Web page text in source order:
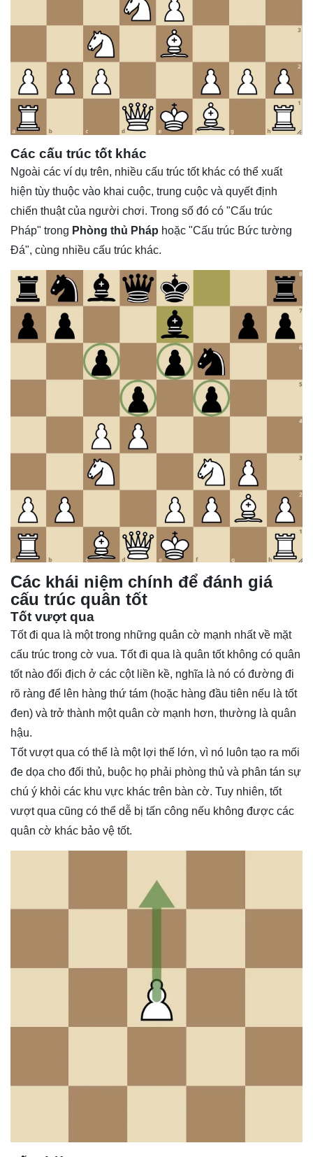
Các cấu trúc tốt khác
Ngoài các ví dụ trên, nhiều cấu trúc tốt khác có thể xuất
hiện tùy thuộc vào khai cuộc, trung cuộc và quyết định
chiến thuật của người chơi. Trong số đó có "Cấu trúc
Pháp" trong Phòng thủ Pháp hoặc "Cấu trúc Bức tường
Đá", cùng nhiều cấu trúc khác.
Các khái niệm chính để đánh giá
cấu trúc quân tốt
Tốt vượt qua
Tốt đi qua là một trong những quân cờ mạnh nhất về mặt
cấu trúc trong cờ vua. Tốt đi qua là quân tốt không có quân
tốt nào đối địch ở các cột liền kề, nghĩa là nó có đường đi
rõ ràng để lên hàng thứ tám (hoặc hàng đầu tiên nếu là tốt
đen) và trở thành một quân cờ mạnh hơn, thường là quân
hậu.
Tốt vượt qua có thể là một lợi thế lớn, vì nó luôn tạo ra mối
đe dọa cho đối thủ, buộc họ phải phòng thủ và phân tán sự
chú ý khỏi các khu vực khác trên bàn cờ. Tuy nhiên, tốt
vượt qua cũng có thể dễ bị tấn công nếu không được các
quân cờ khác bảo vệ tốt.